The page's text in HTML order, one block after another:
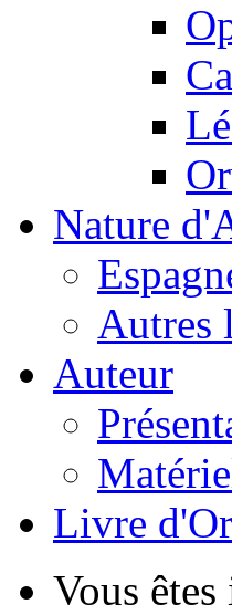
Nature
Autres
Auteur
Livre d'Or
Vous